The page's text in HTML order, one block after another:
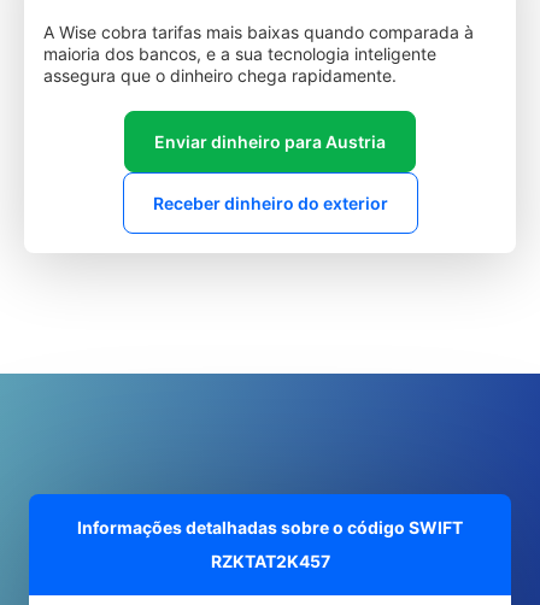
A Wise cobra tarifas mais baixas quando comparada à
maioria dos bancos, e a sua tecnologia inteligente
assegura que o dinheiro chega rapidamente.
Enviar dinheiro para Austria
Receber dinheiro do exterior
Informações detalhadas sobre o código SWIFT
RZKTAT2K457